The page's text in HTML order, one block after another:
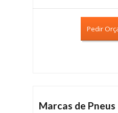
Pedir
Marcas de Pneus